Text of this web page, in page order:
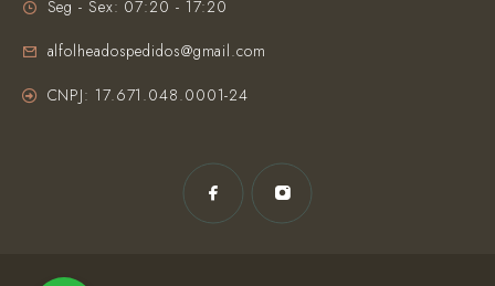
Seg - Sex: 07:20 - 17:20
alfolheadospedidos@gmail.com
CNPJ: 17.671.048.0001-24